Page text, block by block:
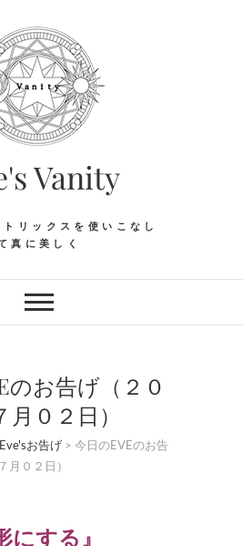
Vanity
リックスを使いこなし
真に美しく
のお告げ（２０
月０２日）
Eve'sお告げ > 今日のEVEのお告
月０２日）
形にする』